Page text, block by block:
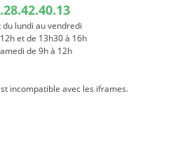
du lundi au vendredi
et de 13h30 à 16h
de 9h à 12h
incompatible avec les iframes.